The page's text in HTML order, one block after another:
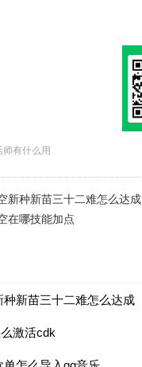
有什么用
新种新苗三十二难怎么达成
在哪技能加点
种新苗三十二难怎么达成
激活cdk